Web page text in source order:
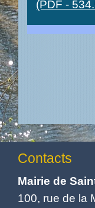
(PDF -
Contacts
Mairie de
100, rue de la